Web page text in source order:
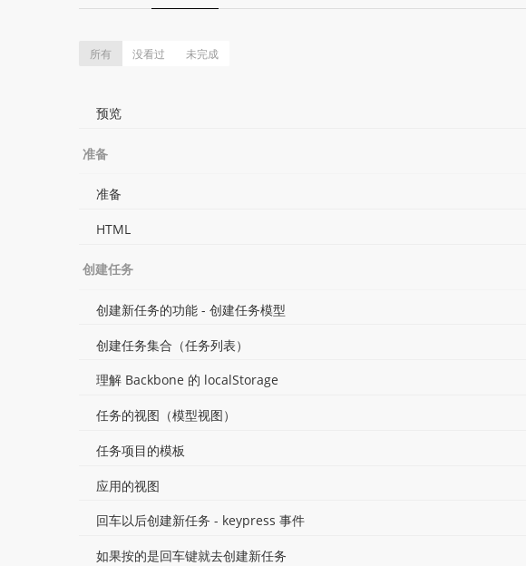
所有 没看过 未完成
预览
准备
准备
HTML
创建任务
创建新任务的功能 - 创建任务模型
创建任务集合（任务列表）
理解 Backbone 的 localStorage
任务的视图（模型视图）
任务项目的模板
应用的视图
回车以后创建新任务 - keypress 事件
如果按的是回车键就去创建新任务